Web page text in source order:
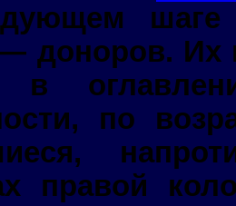
доноров. Их
в
по
правой